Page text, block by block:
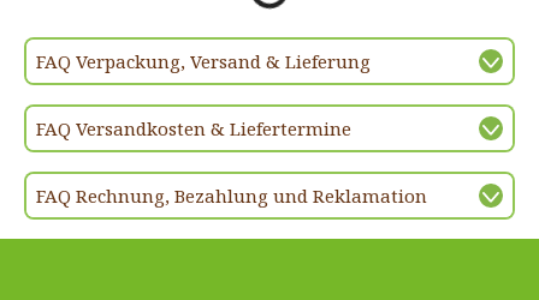
FAQ Verpackung, Versand & Lieferung
FAQ Versandkosten & Liefertermine
FAQ Rechnung, Bezahlung und Reklamation